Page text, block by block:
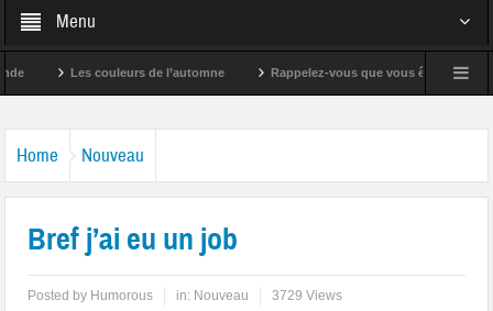
Menu
Les couleurs de l’automne Rappelez-vous que vous êtes super !
Home Nouveau
Bref j’ai eu un job
Posted by Humorous in: Nouveau 3729 Views